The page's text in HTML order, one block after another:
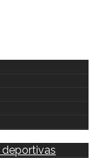
deportivas